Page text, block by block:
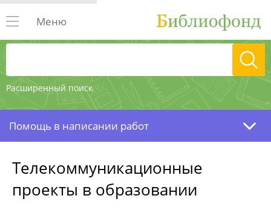
Расширенный поиск
Меню
Помощь в написании работ
Телекоммуникационные
проекты в образовании